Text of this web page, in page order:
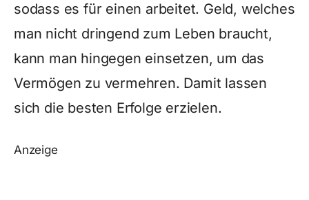
sodass es für einen arbeitet. Geld, welches
man nicht dringend zum Leben braucht,
kann man hingegen einsetzen, um das
Vermögen zu vermehren. Damit lassen
sich die besten Erfolge erzielen.
Anzeige